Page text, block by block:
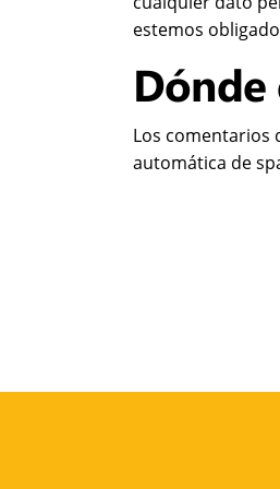
estemos
Los comentarios
automática de